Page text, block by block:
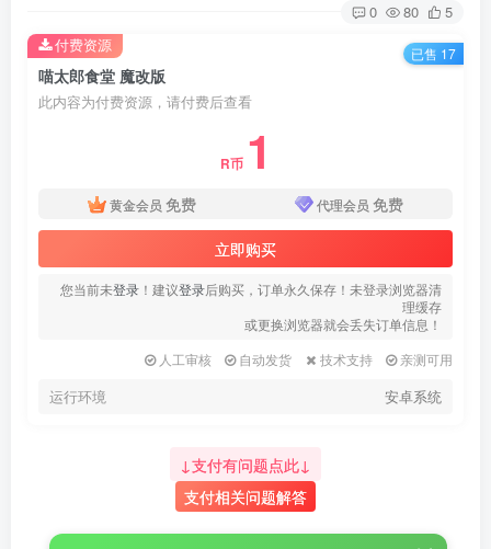
0 80 5
喵太郎食堂 魔改版
此内容为付费资源，请付费后查看
R币 1
黄金会员 免费 代理会员 免费
立即购买
您当前未登录 ！建议登录后购买，订单永久保存！未登录浏览器清
理缓存
或更换浏览器就会丢失订单信息！
人工审核
自动发货 技术支持 亲测可用
运行环境 安卓系统
付费资源 已售 17
↓支付有问题点此↓
支付相关问题解答